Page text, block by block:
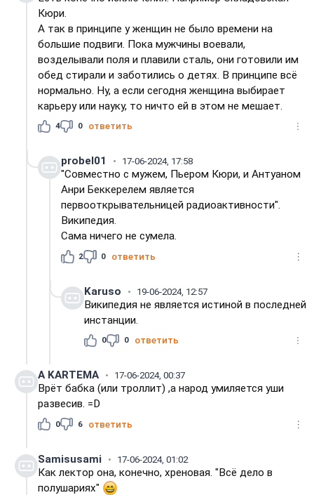
Кюри.
А так в принципе у женщин не было времени на
большие подвиги. Пока мужчины воевали,
возделывали поля и плавили сталь, они готовили им
обед стирали и заботились о детях. В принципе всё
нормально. Ну, а если сегодня женщина выбирает
карьеру или науку, то ничто ей в этом не мешает.
4 0 ответить
probel01 17-06-2024, 17:58
"Совместно с мужем, Пьером Кюри, и Антуаном
Анри Беккерелем является
первооткрывательницей радиоактивности".
Википедия.
Сама ничего не сумела.
2 0 ответить
Karuso 19-06-2024, 12:57
Википедия не является истиной в последней
инстанции.
0 0 ответить
A KARTEMA 17-06-2024, 00:37
Врёт бабка (или троллит) ,а народ умиляется уши
развесив. =D
0 6 ответить
Samisusami 17-06-2024, 01:02
Как лектор она, конечно, хреновая. "Всё дело в
полушариях"